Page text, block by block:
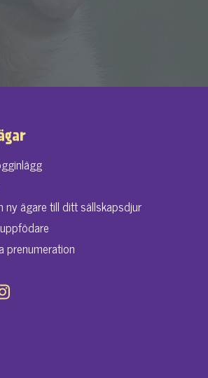
ny ägare till ditt sällskapsdjur
prenumeration